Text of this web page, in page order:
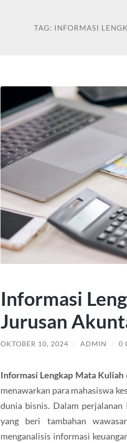
TAG: INFORMASI
Informasi
Jurusan
OKTOBER 10, 2024 / ADMIN / 0
Informasi Lengkap Mata
menawarkan para mahasiswa
dunia bisnis. Dalam
yang beri tambahan
menganalisis informasi